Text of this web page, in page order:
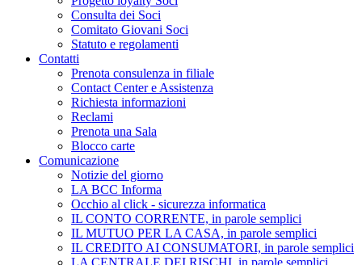
Consulta dei Soci
Comitato Giovani Soci
Statuto e regolamenti
Contatti
Prenota consulenza in filiale
Contact Center e Assistenza
Richiesta informazioni
Reclami
Prenota una Sala
Blocco carte
Comunicazione
Notizie del giorno
LA BCC Informa
Occhio al click - sicurezza informatica
IL CONTO CORRENTE, in parole semplici
IL MUTUO PER LA CASA, in parole semplici
IL CREDITO AI CONSUMATORI, in parole semplici
LA CENTRALE DEI RISCHI, in parole semplici